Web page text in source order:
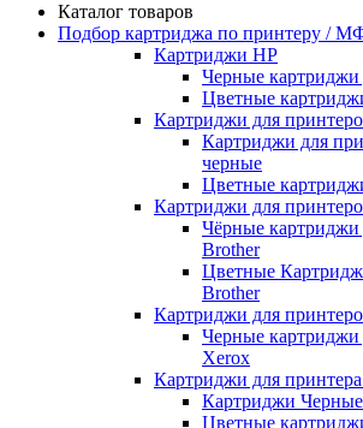
Каталог товаров
Подбор картриджа по принтеру /
Картриджи HP
Черные картриджи
Цветные
Картриджи для
Картриджи для
черные
Цветные
Картриджи для
Чёрные картриджи
Brother
Цветные
Brother
Картриджи для
Черные картриджи
Xerox
Картриджи для
Картриджи
Цветные